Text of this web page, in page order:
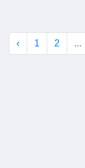
‹ 1 2 ...